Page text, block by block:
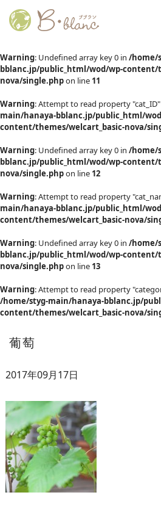
Warning: Undefined array key 0 in /home/
bblanc.jp/public_html/wod/wp-content/
nova/single.phpon line 11
Warning: Attempt to read property
main/hanaya-bblanc.jp/public_html/
content/themes/welcart_basic-nova/
Warning: Undefined array key 0 in /home/
bblanc.jp/public_html/wod/wp-content/
nova/single.phpon line 12
Warning: Attempt to read property
main/hanaya-bblanc.jp/public_html/
content/themes/welcart_basic-nova/
Warning: Undefined array key 0 in /home/
bblanc.jp/public_html/wod/wp-content/
nova/single.phpon line 13
Warning: Attempt to read property
/home/styg-main/hanaya-bblanc.jp/
content/themes/welcart_basic-nova/
葡萄
2017年09月17日